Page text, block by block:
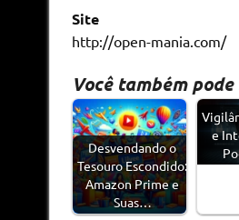
Site
http://open-mania.com/
Você também
Desvendando o
Tesouro Escondido:
Amazon Prime e
Suas…
e